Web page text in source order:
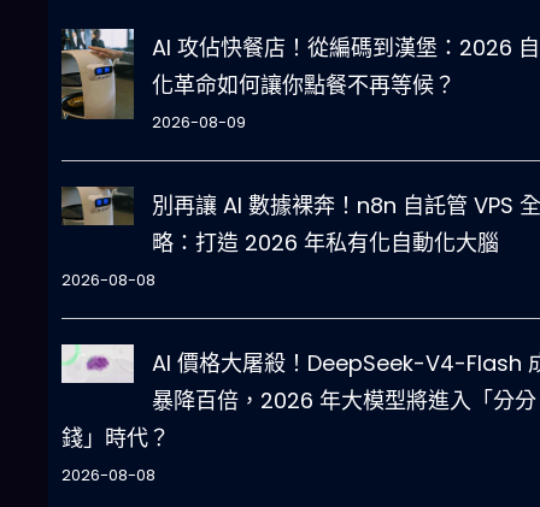
AI 攻佔快餐店！從編碼到漢堡：2026
化革命如何讓你點餐不再等候？
2026-08-09
別再讓 AI 數據裸奔！n8n 自託管 VPS
略：打造 2026 年私有化自動化大腦
2026-08-08
AI 價格大屠殺！DeepSeek-V4-Flash
暴降百倍，2026 年大模型將進入「分分
錢」時代？
2026-08-08